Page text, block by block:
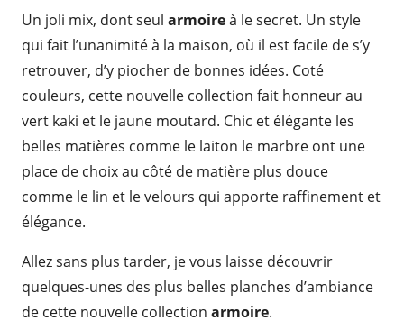
Un joli mix, dont seul armoireà le secret. Un style
qui fait l’unanimité à la maison, où il est facile de s’y
retrouver, d’y piocher de bonnes idées. Coté
couleurs, cette nouvelle collection fait honneur au
vert kaki et le jaune moutard. Chic et élégante les
belles matières comme le laiton le marbre ont une
place de choix au côté de matière plus douce
comme le lin et le velours qui apporte raffinement et
élégance.
Allez sans plus tarder, je vous laisse découvrir
quelques-unes des plus belles planches d’ambiance
de cette nouvelle collection armoire.